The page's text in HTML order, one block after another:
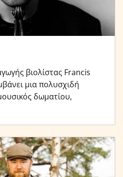
βιολίστας Francis
μια πολυσχιδή
δωματίου,